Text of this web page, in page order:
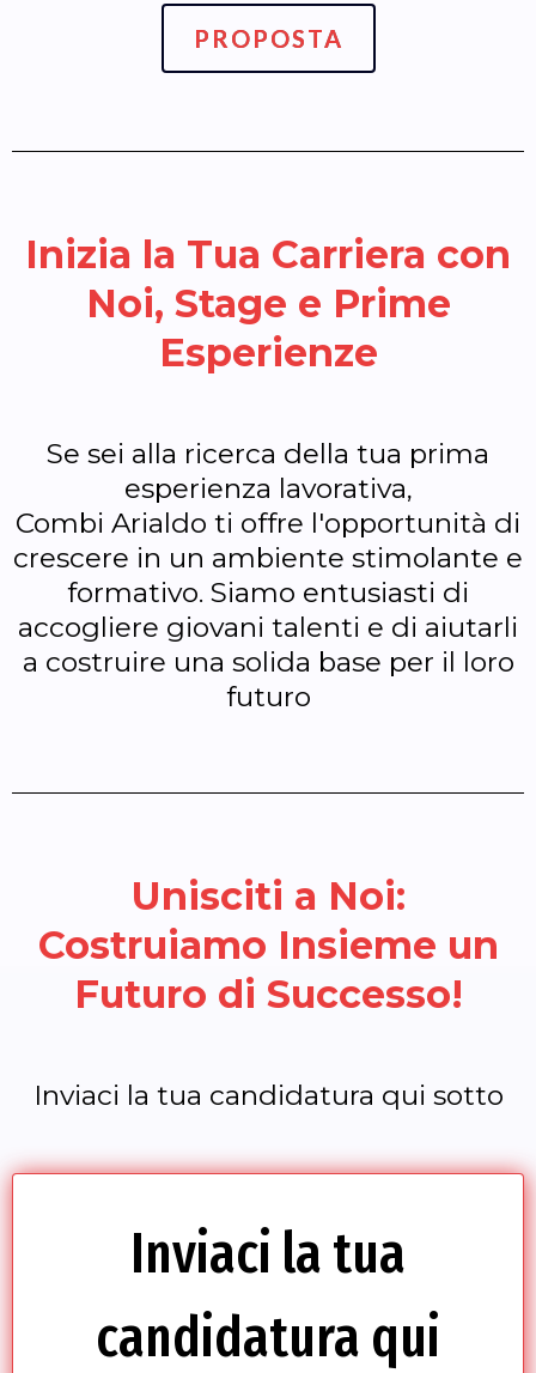
PROPOSTA
Inizia la Tua Carriera con
Noi, Stage e Prime
Esperienze
Se sei alla ricerca della tua prima
esperienza lavorativa,
Combi Arialdo ti offre l'opportunità di
crescere in un ambiente stimolante e
formativo. Siamo entusiasti di
accogliere giovani talenti e di aiutarli
a costruire una solida base per il loro
futuro
Unisciti a Noi:
Costruiamo Insieme un
Futuro di Successo!
Inviaci la tua candidatura qui sotto
Inviaci la tua
candidatura qui